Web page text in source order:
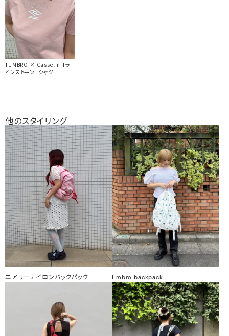
【UMBRO × Casselini】ラ
インストーンTシャツ
他のスタイリング
エアリーナイロンバックパック Embro backpack